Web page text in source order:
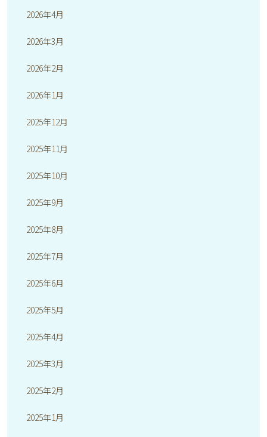
2026年4月
2026年3月
2026年2月
2026年1月
2025年12月
2025年11月
2025年10月
2025年9月
2025年8月
2025年7月
2025年6月
2025年5月
2025年4月
2025年3月
2025年2月
2025年1月